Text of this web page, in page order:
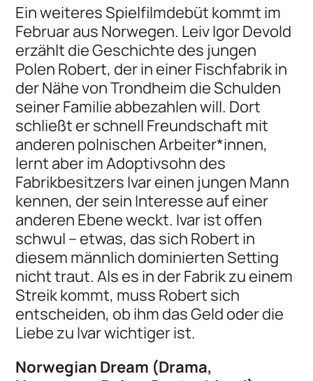
Ein weiteres Spielfilmdebüt kommt im
Februar aus Norwegen. Leiv Igor Devold
erzählt die Geschichte des jungen
Polen Robert, der in einer Fischfabrik in
der Nähe von Trondheim die Schulden
seiner Familie abbezahlen will. Dort
schließt er schnell Freundschaft mit
anderen polnischen Arbeiter*innen,
lernt aber im Adoptivsohn des
Fabrikbesitzers Ivar einen jungen Mann
kennen, der sein Interesse auf einer
anderen Ebene weckt. Ivar ist offen
schwul – etwas, das sich Robert in
diesem männlich dominierten Setting
nicht traut. Als es in der Fabrik zu einem
Streik kommt, muss Robert sich
entscheiden, ob ihm das Geld oder die
Liebe zu Ivar wichtiger ist.
Norwegian Dream (Drama,